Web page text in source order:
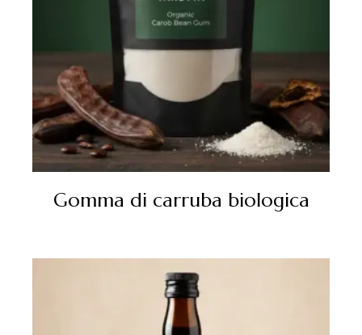
Gomma di carruba biologica